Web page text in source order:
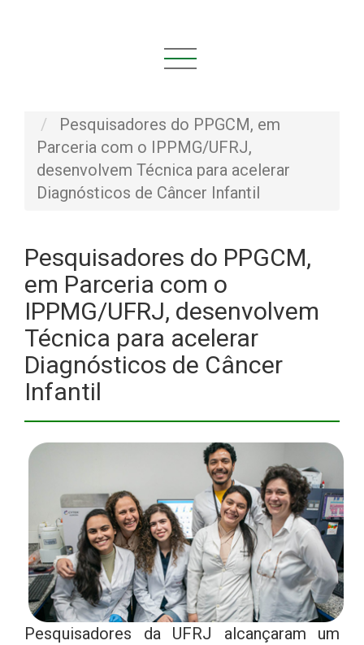
Pesquisadores do PPGCM, em
Parceria com o IPPMG/UFRJ,
desenvolvem Técnica para acelerar
Diagnósticos de Câncer Infantil
Pesquisadores do PPGCM,
em Parceria com o
IPPMG/UFRJ, desenvolvem
Técnica para acelerar
Diagnósticos de Câncer
Infantil
Pesquisadores da UFRJ alcançaram um